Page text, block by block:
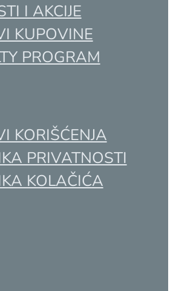
I AKCIJE
KUPOVINE
PROGRAM
KORIŠĆENJA
PRIVATNOSTI
KOLAČIĆA